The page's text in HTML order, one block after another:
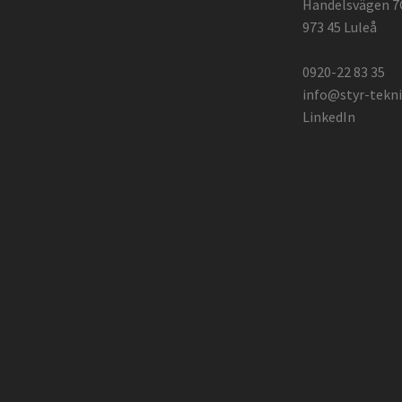
Handelsvägen
973 45 Luleå
0920-22 83 35
info@styr-
LinkedIn